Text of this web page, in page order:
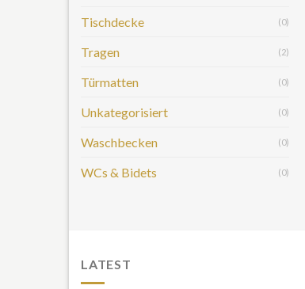
Tischdecke (0)
Tragen (2)
Türmatten (0)
Unkategorisiert (0)
Waschbecken (0)
WCs & Bidets (0)
LATEST